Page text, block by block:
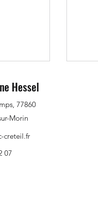
du
Hessel
77860
Morin
creteil.fr
07